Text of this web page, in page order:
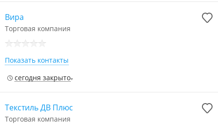
Вира
Торговая компания
Показать контакты
сегодня закрыто
Текстиль ДВ Плюс
Торговая компания